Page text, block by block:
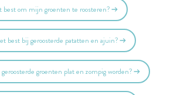
om mijn groenten te roosteren?
best bij geroosterde patatten en ajuin?
groenten plat en zompig worden?